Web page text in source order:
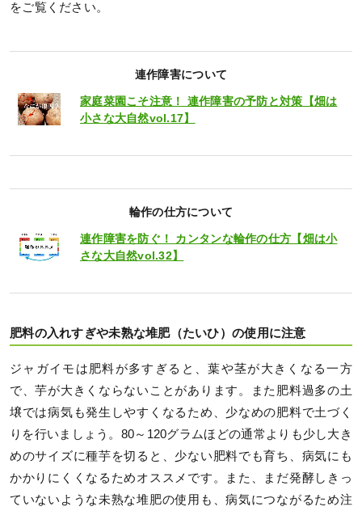
をご覧ください。
連作障害について
家庭菜園こそ注意！ 連作障害の予防と対策【畑は
小さな大自然vol.17】
輪作の仕方について
連作障害を防ぐ！ カンタンな輪作の仕方【畑は小
さな大自然vol.32】
肥料の入れすぎや未熟な堆肥（たいひ）の使用に注意
ジャガイモは肥料が多すぎると、葉や茎が大きくなる一方
で、芋が大きくならないことがあります。また肥料過多の土
壌では病気も発生しやすくなるため、少なめの肥料で土づく
りを行いましょう。80～120グラムほどの通常よりも少し大き
めのサイズに種芋を切ると、少ない肥料でも育ち、病気にも
かかりにくくなるためオススメです。また、まだ発酵しきっ
ていないような未熟な堆肥の使用も、病気につながるため注